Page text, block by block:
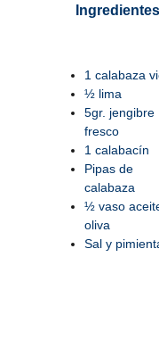
Ingredientes
1 calabaza
½ lima
5gr. jengibre
fresco
1 calabacín
Pipas de
calabaza
½ vaso
oliva
Sal y